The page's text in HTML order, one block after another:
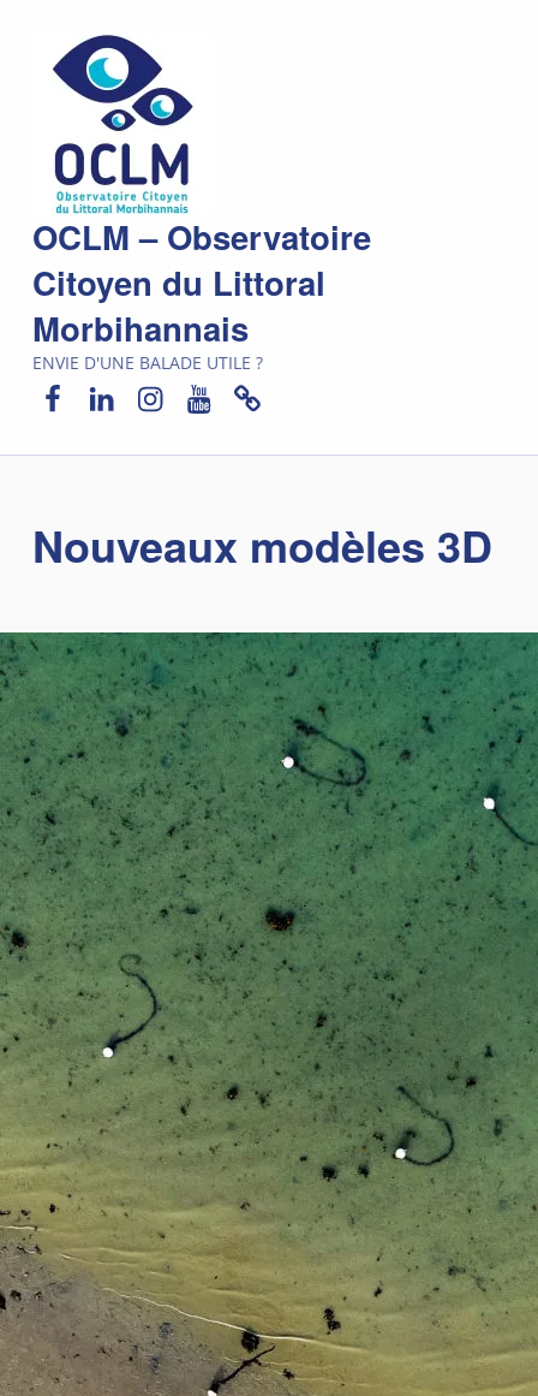
OCLM – Observatoire
Citoyen du Littoral
Morbihannais
ENVIE D'UNE BALADE UTILE ?
Facebook
LinkedInInstagram
YouTubeNewsletter
Nouveaux modèles 3D